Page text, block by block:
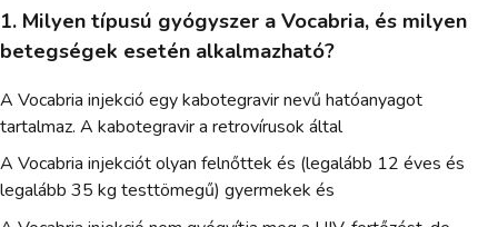
1. Milyen típusú gyógyszer a Vocabria, és milyen
betegségek esetén alkalmazható?
A Vocabria injekció egy kabotegravir nevű hatóanyagot
tartalmaz. A kabotegravir a retrovírusok által
A Vocabria injekciót olyan felnőttek és (legalább 12 éves és
legalább 35 kg testtömegű) gyermekek és